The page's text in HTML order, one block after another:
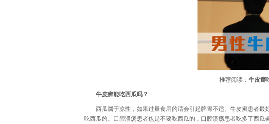
推荐阅读： 牛皮癣
牛皮癣能吃西瓜吗？
西瓜属于凉性，如果过量食用的话会引起脾胃不适。牛皮癣患者
吃西瓜的。口腔溃疡患者也是不要吃西瓜的，口腔溃疡患者吃多了西